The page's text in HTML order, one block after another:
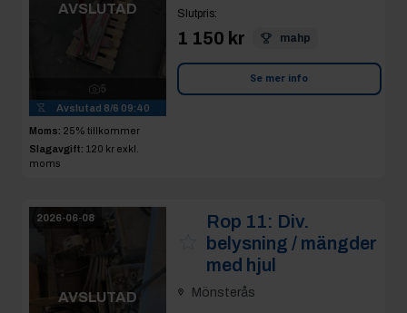
AVSLUTAD
5
Avslutad 8/6 09:40
Moms: 25% tillkommer
Slagavgift: 120 kr exkl.
moms
Slutpris:
1 150 kr mahp
Se mer info
2026-06-08
AVSLUTAD
Rop 11: Div.
belysning / mängder
med hjul
Mönsterås